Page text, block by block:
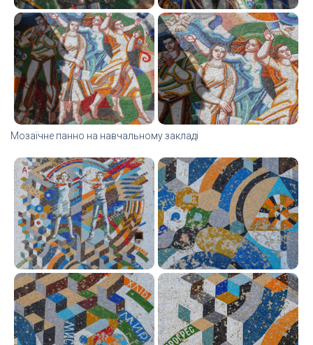
Мозаїчне панно на навчальному закладі